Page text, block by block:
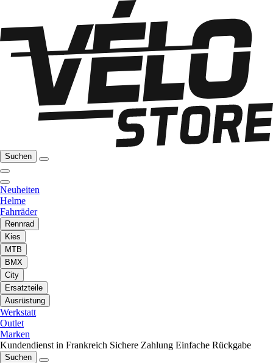
Suchen
Neuheiten
Helme
Fahrräder
Rennrad
Kies
MTB
BMX
City
Ersatzteile
Ausrüstung
Werkstatt
Outlet
Marken
Kundendienst in Frankreich Sichere Zahlung Einfache Rückgabe
Suchen